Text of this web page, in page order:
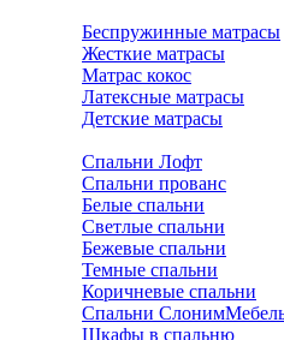
Беспружинные матрасы
Жесткие матрасы
Матрас кокос
Латексные матрасы
Детские матрасы
Спальни Лофт
Спальни прованс
Белые спальни
Светлые спальни
Бежевые спальни
Темные спальни
Коричневые спальни
Спальни
Шкафы в спальню